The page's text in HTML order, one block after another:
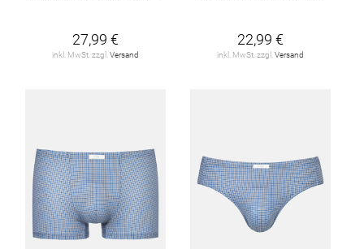
27,99 €
inkl. MwSt. zzgl. Versand
22,99 €
inkl. MwSt. zzgl. Versand